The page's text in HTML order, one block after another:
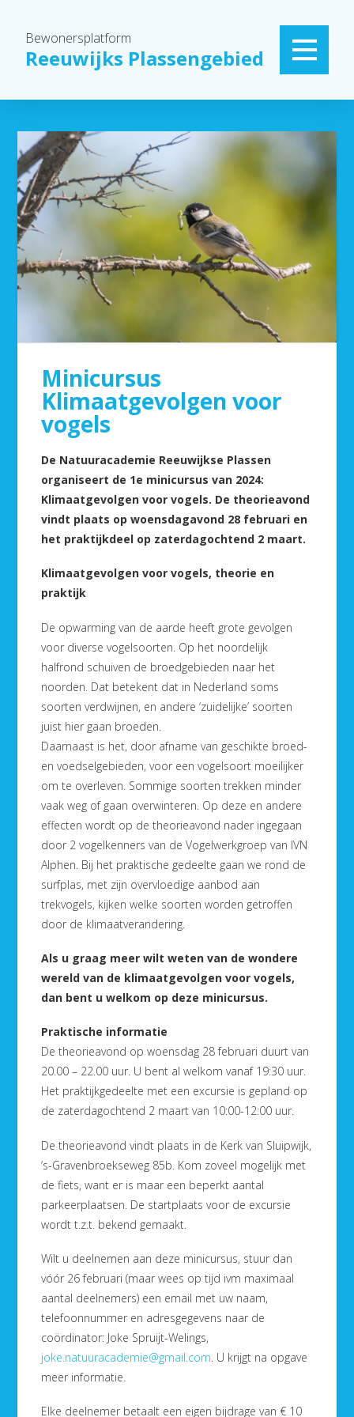
Bewonersplatform
Reeuwijks Plassengebied
Minicursus
Klimaatgevolgen voor
vogels
De Natuuracademie Reeuwijkse Plassen
organiseert de 1e minicursus van 2024:
Klimaatgevolgen voor vogels. De theorieavond
vindt plaats op woensdagavond 28 februari en
het praktijkdeel op zaterdagochtend 2 maart.
Klimaatgevolgen voor vogels, theorie en
praktijk
De opwarming van de aarde heeft grote gevolgen
voor diverse vogelsoorten. Op het noordelijk
halfrond schuiven de broedgebieden naar het
noorden. Dat betekent dat in Nederland soms
soorten verdwijnen, en andere ‘zuidelijke’ soorten
juist hier gaan broeden.
Daarnaast is het, door afname van geschikte broed-
en voedselgebieden, voor een vogelsoort moeilijker
om te overleven. Sommige soorten trekken minder
vaak weg of gaan overwinteren. Op deze en andere
effecten wordt op de theorieavond nader ingegaan
door 2 vogelkenners van de Vogelwerkgroep van IVN
Alphen. Bij het praktische gedeelte gaan we rond de
surfplas, met zijn overvloedige aanbod aan
trekvogels, kijken welke soorten worden getroffen
door de klimaatverandering.
Als u graag meer wilt weten van de wondere
wereld van de klimaatgevolgen voor vogels,
dan bent u welkom op deze minicursus.
Praktische informatie
De theorieavond op woensdag 28 februari duurt van
20.00 – 22.00 uur. U bent al welkom vanaf 19:30 uur.
Het praktijkgedeelte met een excursie is gepland op
de zaterdagochtend 2 maart van 10:00-12:00 uur.
De theorieavond vindt plaats in de Kerk van Sluipwijk,
‘s-Gravenbroekseweg 85b. Kom zoveel mogelijk met
de fiets, want er is maar een beperkt aantal
parkeerplaatsen. De startplaats voor de excursie
wordt t.z.t. bekend gemaakt.
Wilt u deelnemen aan deze minicursus, stuur dan
vóór 26 februari (maar wees op tijd ivm maximaal
aantal deelnemers) een email met uw naam,
telefoonnummer en adresgegevens naar de
coördinator: Joke Spruijt-Welings,
joke.natuuracademie@gmail.com. U krijgt na opgave
meer informatie.
Elke deelnemer betaalt een eigen bijdrage van € 10